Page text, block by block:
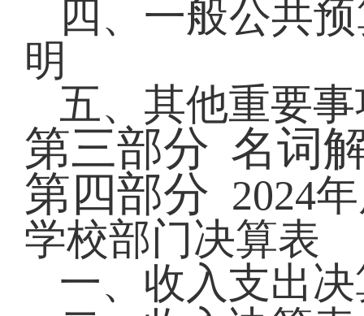
四、一般公共
明
五、其他重要
第三部分 名词
第四部分 2024
学校部门决算表
一、 收入支出